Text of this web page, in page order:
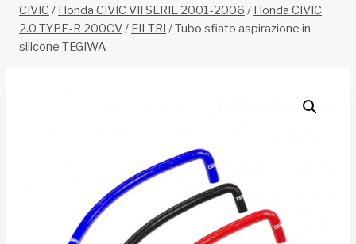
CIVIC / Honda CIVIC VII SERIE 2001-2006 / Honda CIVIC
2.0 TYPE-R 200CV/ FILTRI /Tubo sfiato aspirazione in
silicone TEGIWA